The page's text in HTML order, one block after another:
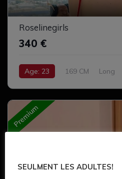
Roselinegirls
340 €
Age: 23 169 CM Long
Premium
SEULMENT LES ADULTES!